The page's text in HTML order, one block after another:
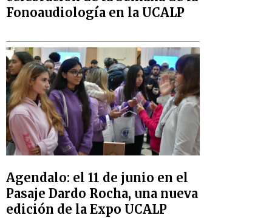
Fonoaudiología en la UCALP
Agendalo: el 11 de junio en el
Pasaje Dardo Rocha, una nueva
edición de la Expo UCALP